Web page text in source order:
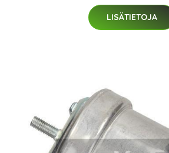
LISÄTIETOJA